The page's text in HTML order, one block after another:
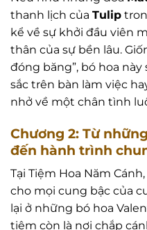
thanh lịch của Tulip
kể về sự khởi đầu viên
thân của sự bền lâu.
đóng băng”, bó hoa
sắc trên bàn làm việc
nhở về một chân tình
Chương 2: Từ
đến hành trình
Tại Tiệm Hoa Năm
cho mọi cung bậc của
lại ở những bó hoa
tiệm còn là nơi chắp